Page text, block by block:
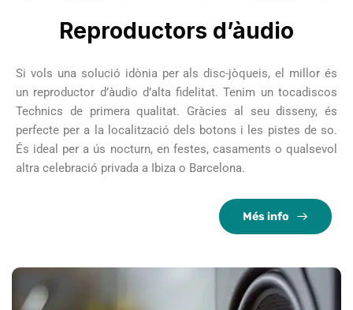
Reproductors d’àudio
Si vols una solució idònia per als disc-jòqueis, el millor és
un reproductor d’àudio d’alta fidelitat. Tenim un tocadiscos
Technics de primera qualitat. Gràcies al seu disseny, és
perfecte per a la localització dels botons i les pistes de so.
És ideal per a ús nocturn, en festes, casaments o qualsevol
altra celebració privada a Ibiza o Barcelona.
Més info